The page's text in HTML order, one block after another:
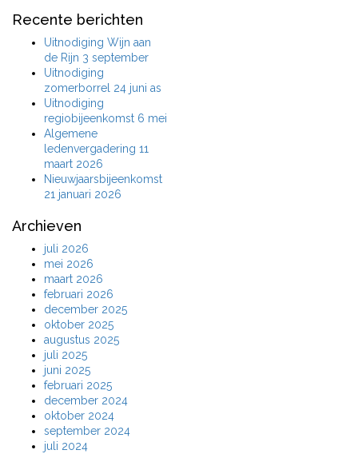
Recente berichten
Uitnodiging Wijn aan
de Rijn 3 september
Uitnodiging
zomerborrel 24 juni as
Uitnodiging
regiobijeenkomst 6 mei
Algemene
ledenvergadering 11
maart 2026
Nieuwjaarsbijeenkomst
21 januari 2026
Archieven
juli 2026
mei 2026
maart 2026
februari 2026
december 2025
oktober 2025
augustus 2025
juli 2025
juni 2025
februari 2025
december 2024
oktober 2024
september 2024
juli 2024